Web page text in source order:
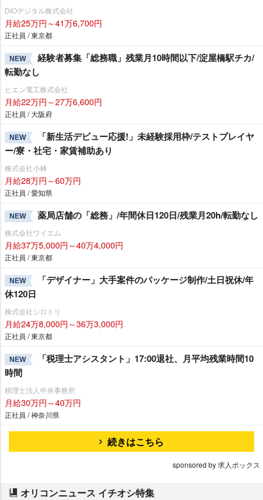
DIOデジタル株式会社
月給25万円～41万6,700円
正社員 / 東京都
NEW
経験者募集「総務職」残業月10時間以下/淀屋橋駅チカ/
転勤なし
ヒエン電工株式会社
月給22万円～27万6,600円
正社員 / 大阪府
NEW
「新生活デビュー応援!」未経験採用枠/テストプレイヤ
ー/寮・社宅・家賃補助あり
株式会社小林
月給28万円～60万円
正社員 / 愛知県
NEW 薬局店舗の「総務」/年間休日120日/残業月20h/転勤なし
株式会社ワイエム
月給37万5,000円～40万4,000円
正社員 / 東京都
NEW
「デザイナー」大手案件のパッケージ制作/土日祝休/年
休120日
株式会社シロトリ
月給24万8,000円～36万3,000円
正社員 / 東京都
NEW
「税理士アシスタント」17:00退社、月平均残業時間10
時間
税理士法人中央事務所
月給30万円～40万円
正社員 / 神奈川県
続きはこちら
sponsored by 求人ボックス
オリコンニュース イチオシ特集